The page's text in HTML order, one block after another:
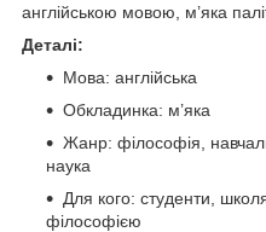
англійською мовою, м’яка
Деталі:
Мова: англійська
Обкладинка: м’яка
Жанр: філософія,
наука
Для кого: студенти,
філософією